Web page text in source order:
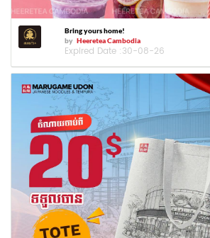
Bring yours home!
by Heeretea Cambodia
Expired Date :30-08-26